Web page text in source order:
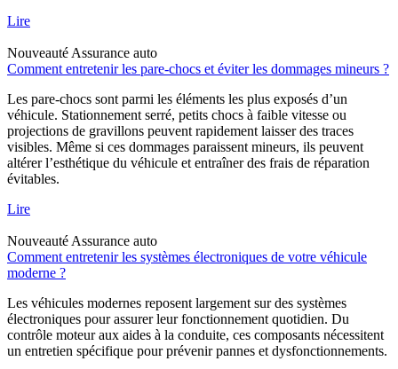
Lire
Nouveauté Assurance auto
Comment entretenir les pare-chocs et éviter les dommages mineurs ?
Les pare-chocs sont parmi les éléments les plus exposés d’un
véhicule. Stationnement serré, petits chocs à faible vitesse ou
projections de gravillons peuvent rapidement laisser des traces
visibles. Même si ces dommages paraissent mineurs, ils peuvent
altérer l’esthétique du véhicule et entraîner des frais de réparation
évitables.
Lire
Nouveauté Assurance auto
Comment entretenir les systèmes électroniques de votre véhicule
moderne ?
Les véhicules modernes reposent largement sur des systèmes
électroniques pour assurer leur fonctionnement quotidien. Du
contrôle moteur aux aides à la conduite, ces composants nécessitent
un entretien spécifique pour prévenir pannes et dysfonctionnements.